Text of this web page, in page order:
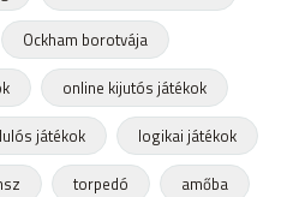
Ockham borotvája
online kijutós játékok
játékok
logikai játékok
torpedó
amőba